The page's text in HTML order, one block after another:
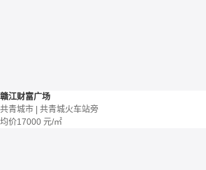
赣江财富广场
共青城市 | 共青城火车站旁
均价17000 元/㎡